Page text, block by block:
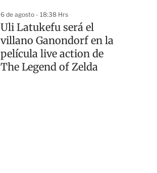
6 de agosto - 18:38 Hrs
Uli Latukefu será el
villano Ganondorf en la
película live action de
The Legend of Zelda